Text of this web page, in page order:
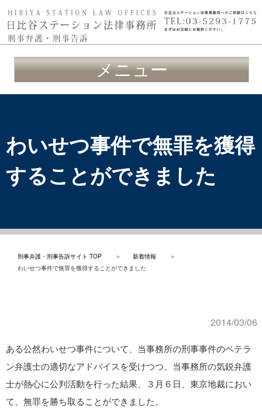
メニュー
わいせつ事件で無罪を獲得
することができました
刑事弁護・刑事告訴サイト TOP ＞ 新着情報
＞
わいせつ事件で無罪を獲得することができました
2014/03/06
ある公然わいせつ事件について、当事務所の刑事事件のベテラ
ン弁護士の適切なアドバイスを受けつつ、当事務所の気鋭弁護
士が熱心に公判活動を行った結果、３月６日、東京地裁におい
て、無罪を勝ち取ることができました。